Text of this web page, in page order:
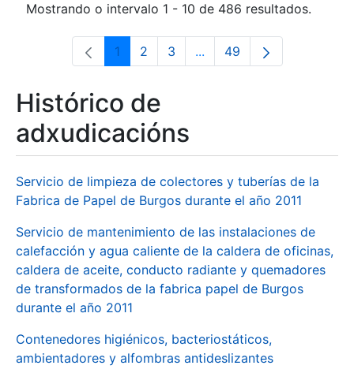
Mostrando o intervalo 1 - 10 de 486 resultados.
Páxina
1 Páxina
2 Páxina
3 ...Páxinas intermedias Use
Páxina
49
Histórico de
adxudicacións
Servicio de limpieza de colectores y tuberías de la
Fabrica de Papel de Burgos durante el año 2011
Servicio de mantenimiento de las instalaciones de
calefacción y agua caliente de la caldera de oficinas,
caldera de aceite, conducto radiante y quemadores
de transformados de la fabrica papel de Burgos
durante el año 2011
Contenedores higiénicos, bacteriostáticos,
ambientadores y alfombras antideslizantes